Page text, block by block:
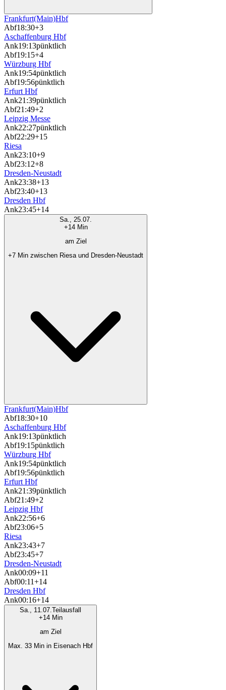
Frankfurt(Main)Hbf
Abf18:30+3
Aschaffenburg Hbf
Ank19:13pünktlich
Abf19:15+4
Würzburg Hbf
Ank19:54pünktlich
Abf19:56pünktlich
Erfurt Hbf
Ank21:39pünktlich
Abf21:49+2
Leipzig Messe
Ank22:27pünktlich
Abf22:29+15
Riesa
Ank23:10+9
Abf23:12+8
Dresden-Neustadt
Ank23:38+13
Abf23:40+13
Dresden Hbf
Ank23:45+14
Sa., 25.07.
+14 Min
am Ziel
+7 Min zwischen Riesa und Dresden-Neustadt
Frankfurt(Main)Hbf
Abf18:30+10
Aschaffenburg Hbf
Ank19:13pünktlich
Abf19:15pünktlich
Würzburg Hbf
Ank19:54pünktlich
Abf19:56pünktlich
Erfurt Hbf
Ank21:39pünktlich
Abf21:49+2
Leipzig Hbf
Ank22:56+6
Abf23:06+5
Riesa
Ank23:43+7
Abf23:45+7
Dresden-Neustadt
Ank00:09+11
Abf00:11+14
Dresden Hbf
Ank00:16+14
Sa., 11.07. Teilausfall
+14 Min
am Ziel
Max. 33 Min in Eisenach Hbf